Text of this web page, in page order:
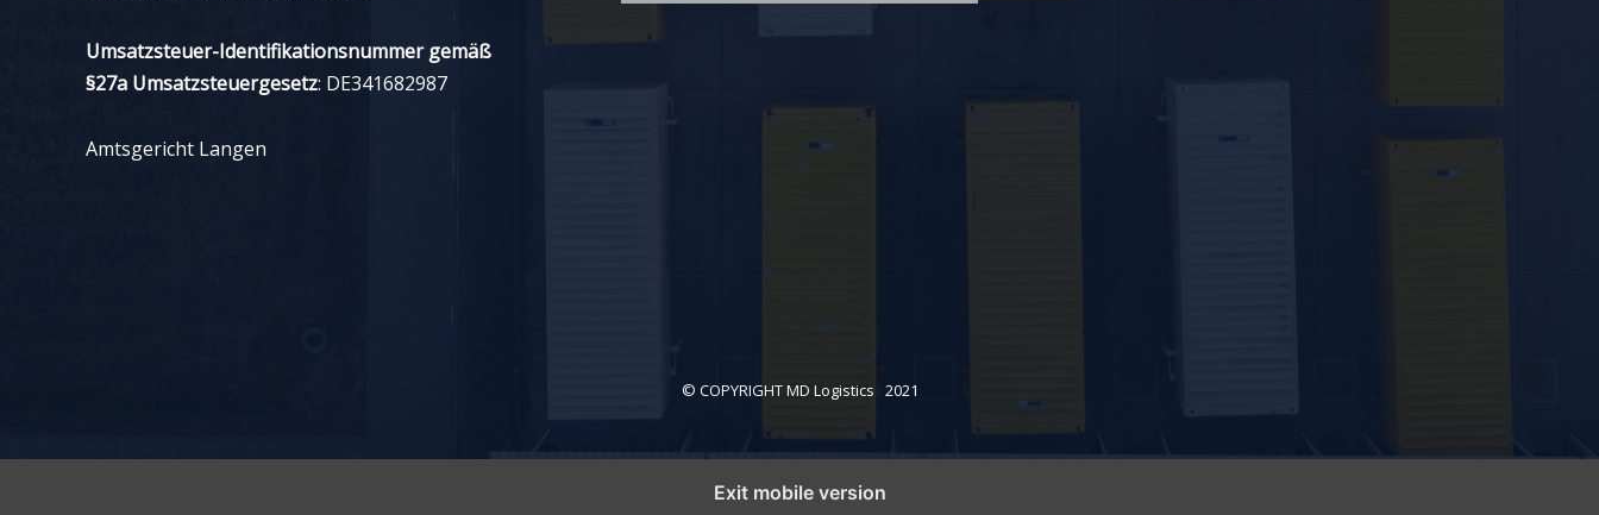
Umsatzsteuer-Identifikationsnummer gemäß
§27a Umsatzsteuergesetz: DE341682987
Amtsgericht Langen
© COPYRIGHT MD Logistics 2021
Exit mobile version